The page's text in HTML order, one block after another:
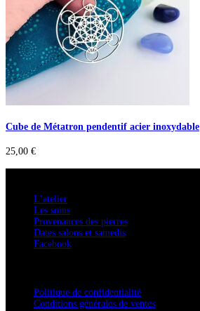
Cube de Métatron pendentif acier inoxydable
25,00 €
L’atelier
Les soins
Provenances des pierres
Dates salons et samedis
Facebook
Politique de confidentialité
Conditions générales de ventes